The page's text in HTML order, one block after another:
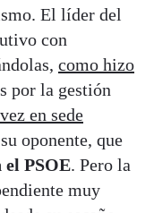
El líder del
con
como hizo
por la gestión
en sede
oponente, que
PSOE. Pero la
muy